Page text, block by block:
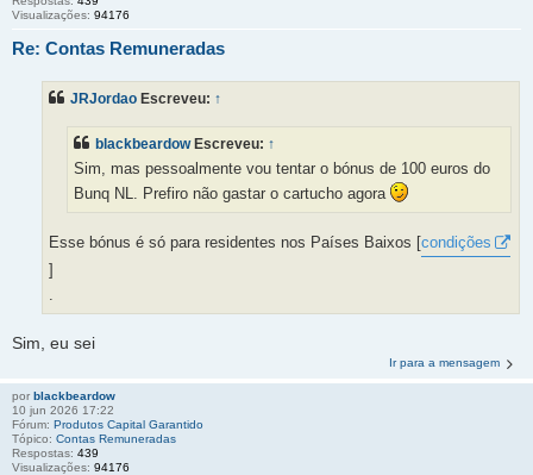
Visualizações: 94176
Re: Contas Remuneradas
JRJordao Escreveu: ↑
blackbeardowEscreveu: ↑
Sim, mas pessoalmente vou tentar o bónus de 100 euros do
Bunq NL. Prefiro não gastar o cartucho agora
Esse bónus é só para residentes nos Países Baixos [condições
]
Sim, eu sei
Ir para a mensagem
por blackbeardow
10 jun 2026 17:22
Fórum: Produtos Capital Garantido
Tópico: Contas Remuneradas
Respostas: 439
Visualizações: 94176